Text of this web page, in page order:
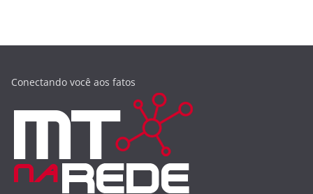
Conectando você aos fatos